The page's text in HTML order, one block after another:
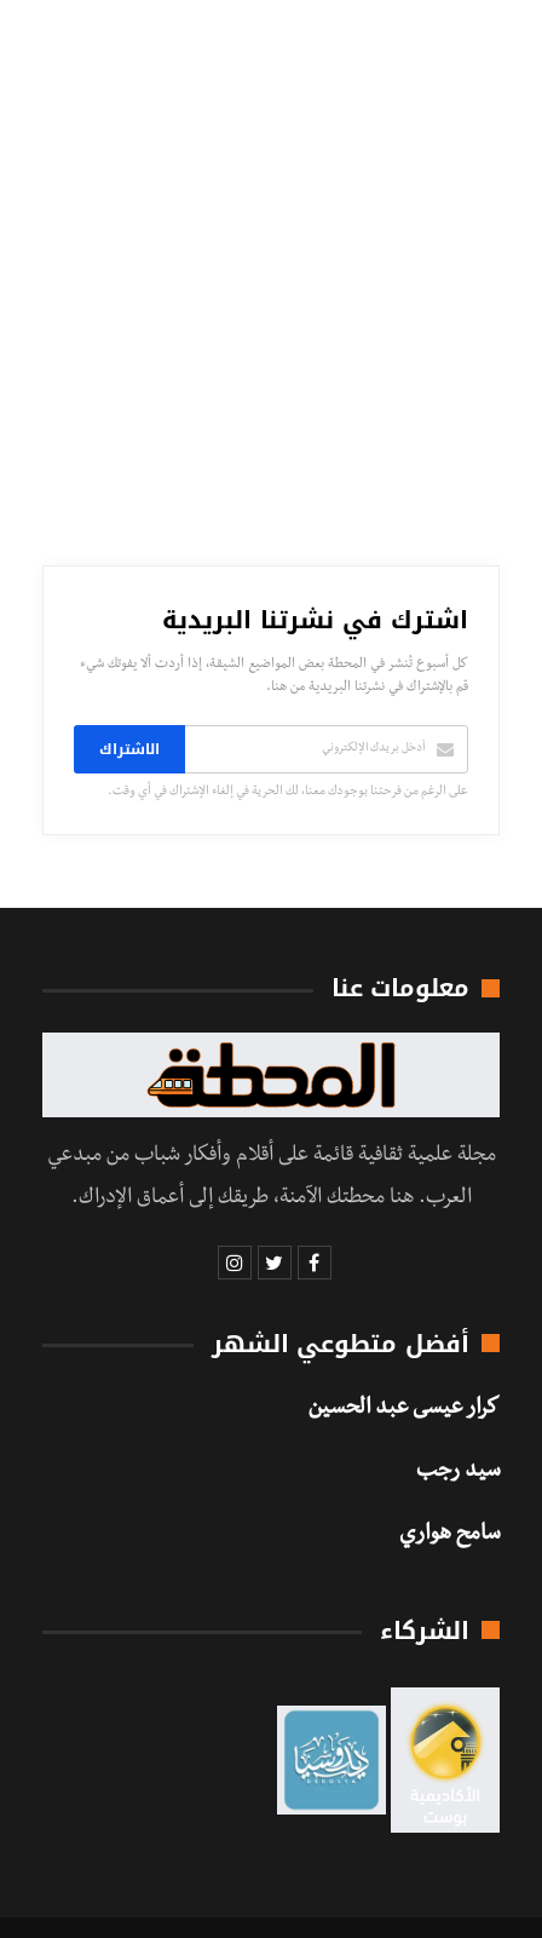
اشترك في نشرتنا البريدية
كل أسبوع تُنشر في المحطة بعض المواضيع الشيقة، إذا أردت ألا يفوتك شيء
قم بالإشتراك في نشرتنا البريدية من هنا.
الاشتراك
على الرغم من فرحتنا بوجودك معنا، لك الحرية في إلغاء الإشتراك في أي وقت.
معلومات عنا
مجلة علمية ثقافية قائمة على أقلام وأفكار شباب من مبدعي
العرب. هنا محطتك الآمنة، طريقك إلى أعماق الإدراك.
أفضل متطوعي الشهر
كرار عيسى عبد الحسين
سيد رجب
سامح هواري
الشركاء